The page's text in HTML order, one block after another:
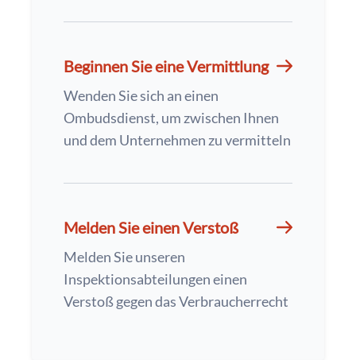
Beginnen Sie eine Vermittlung
Wenden Sie sich an einen
Ombudsdienst, um zwischen Ihnen
und dem Unternehmen zu vermitteln
Melden Sie einen Verstoß
Melden Sie unseren
Inspektionsabteilungen einen
Verstoß gegen das Verbraucherrecht